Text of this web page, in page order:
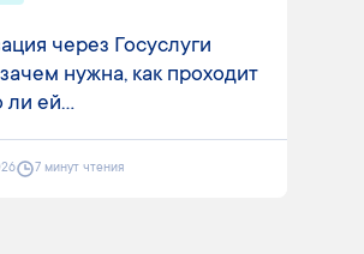
через Госуслуги
нужна, как проходит
ей...
7 минут чтения